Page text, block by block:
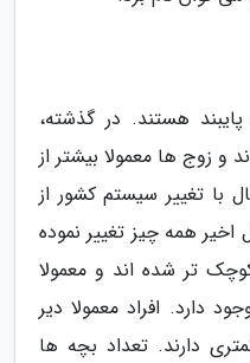
پایبند هستند. در گذشته،
و زوج ها معمولا بیشتر از
با تغییر سیستم کشور از
همه چیز تغییر نموده
تر شده اند و معمولا
دارد. افراد معمولا دیر
دارند. تعداد بچه ها